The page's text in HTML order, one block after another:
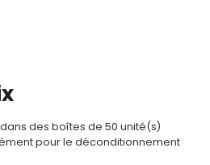
des boîtes de 50 unité(s)
pour le déconditionnement